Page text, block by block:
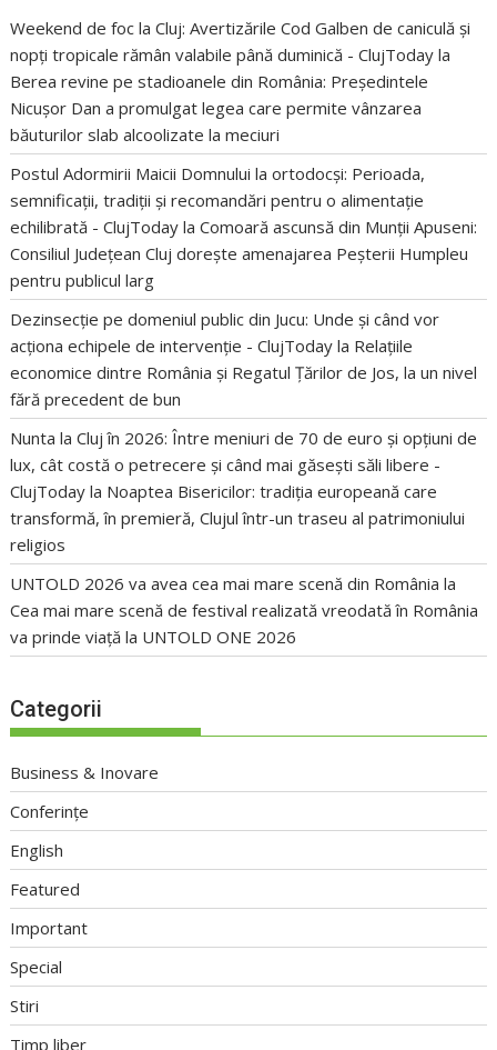
Weekend de foc la Cluj: Avertizările Cod Galben de caniculă și
nopți tropicale rămân valabile până duminică - ClujToday la
Berea revine pe stadioanele din România: Președintele
Nicușor Dan a promulgat legea care permite vânzarea
băuturilor slab alcoolizate la meciuri
Postul Adormirii Maicii Domnului la ortodocși: Perioada,
semnificații, tradiții și recomandări pentru o alimentație
echilibrată - ClujToday laComoară ascunsă din Munții Apuseni:
Consiliul Județean Cluj dorește amenajarea Peșterii Humpleu
pentru publicul larg
Dezinsecție pe domeniul public din Jucu: Unde și când vor
acționa echipele de intervenție - ClujToday la Relațiile
economice dintre România și Regatul Țărilor de Jos, la un nivel
fără precedent de bun
Nunta la Cluj în 2026: Între meniuri de 70 de euro și opțiuni de
lux, cât costă o petrecere și când mai găsești săli libere -
ClujToday la Noaptea Bisericilor: tradiția europeană care
transformă, în premieră, Clujul într-un traseu al patrimoniului
religios
UNTOLD 2026 va avea cea mai mare scenă din România la
Cea mai mare scenă de festival realizată vreodată în România
va prinde viață la UNTOLD ONE 2026
Categorii
Business & Inovare
Conferințe
English
Featured
Important
Special
Stiri
Timp liber